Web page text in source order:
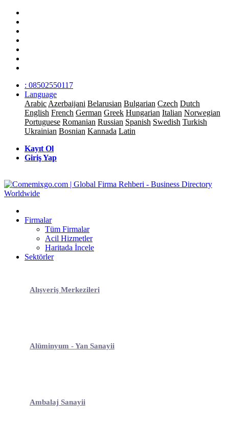
: 08502550117
Language
Arabic Azerbaijani Belarusian Bulgarian Czech Dutch
English French German Greek Hungarian Italian Norwegian
Portuguese Romanian Russian Spanish Swedish Turkish
Ukrainian Bosnian Kannada Latin
Kayıt Ol
Giriş Yap
Firmalar
Tüm Firmalar
Acil Hizmetler
Haritada İncele
Sektörler
Alışveriş Merkezileri
Alüminyum - Yan Sanayii
Ambalaj Sanayii